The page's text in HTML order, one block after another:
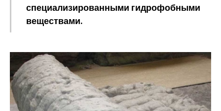
специализированными гидрофобными
веществами.